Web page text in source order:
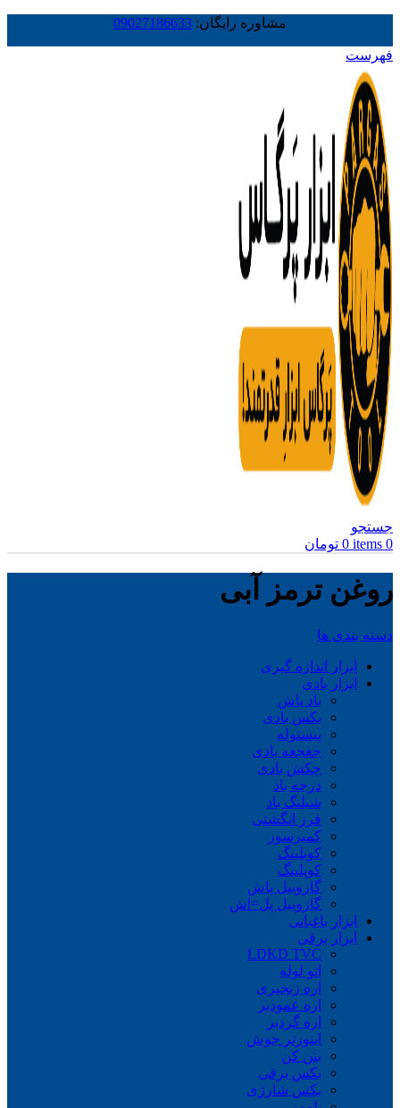
مشاوره رایگان: 09027186633
فهرست
جستجو
0
items
0 تومان
روغن ترمز آبی
دسته بندی ها
ابزار اندازه گیری
ابزار بادی
باد پاش
بکس بادی
پیستوله
جغجغه بادی
چکش بادی
درجه باد
شیلنگ باد
فرز انگشتی
کمپرسور
کوبلینگ
کوپلینگ
گازوییل پاش
گازوییل پل=اش
ابزار باغبانی
ابزار برقی
LDKD TVC
اتو لوله
اره زنجیری
اره عمودبر
اره گردبر
اینورتر جوش
بتن کن
بکس برقی
بکس شارژی